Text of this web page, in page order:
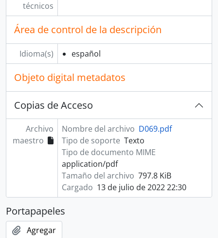
técnicos
Área de control de la descripción
Idioma(s) español
Objeto digital metadatos
Copias de Acceso
Archivo
maestro
Nombre del archivo D069.pdf
Tipo de soporte Texto
Tipo de documento MIME
application/pdf
Tamaño del archivo 797.8 KiB
Cargado 13 de julio de 2022 22:30
Portapapeles
Agregar